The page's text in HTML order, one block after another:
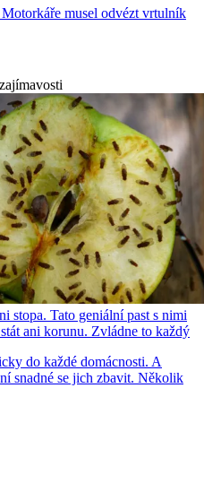
musel odvézt vrtulník
stopa. Tato geniální past s nimi
ani korunu. Zvládne to každý
do každé domácnosti. A
snadné se jich zbavit. Několik